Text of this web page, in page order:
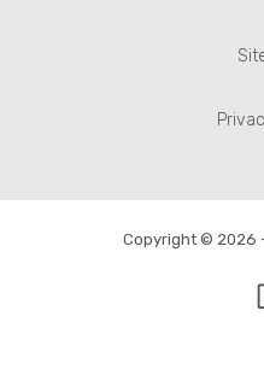
Copyright © 2026